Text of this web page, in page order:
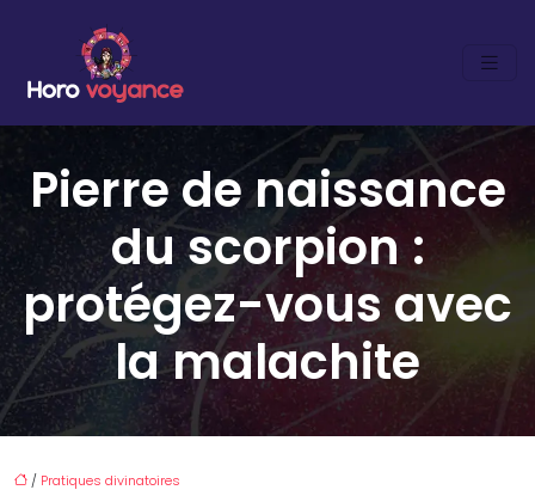
Pierre de naissance
du scorpion :
protégez-vous avec
la malachite
/ Pratiques divinatoires